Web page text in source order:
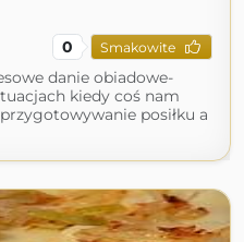
0 Smakowite
danie obiadowe-
kiedy coś nam
posiłku a